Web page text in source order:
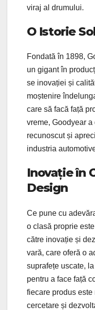
viraj al drumului.
O Istorie
Fondată în 1898,
un gigant în
se inovației și
moștenire
care să facă față
vreme, Goodyear a
recunoscut și
industria
Inovație în
Design
Ce pune cu
o clasă proprie
către inovație și
vară, care oferă o
suprafețe uscate,
pentru a face față
fiecare produs
cercetare și